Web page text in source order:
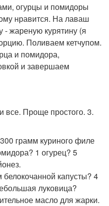
огурцы и помидоры
нравится. На лаваш
- жареную курятину (я
Поливаем кетчупом.
и помидора,
и завершаем
все. Проще простого. 3.
грамм куриного филе
1 огурец? 5
белокочанной капусты? 4
луковица?
масло для жарки.